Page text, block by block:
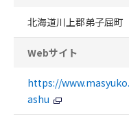
北海道川上郡弟子屈町
Webサイト
https://
ashu